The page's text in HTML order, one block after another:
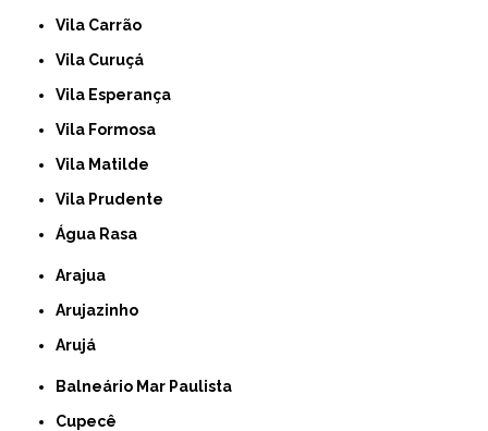
Vila Carrão
Vila Curuçá
Vila Esperança
Vila Formosa
Vila Matilde
Vila Prudente
Água Rasa
Arajua
Arujazinho
Arujá
Balneário Mar Paulista
Cupecê